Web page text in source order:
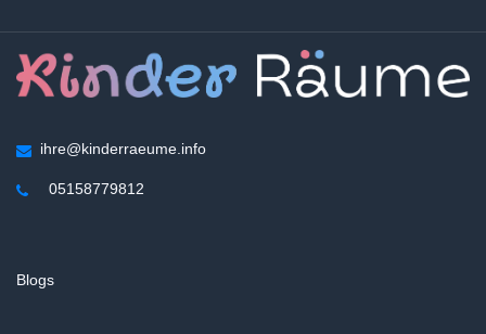
ihre@kinderraeume.info
05158779812
Blogs